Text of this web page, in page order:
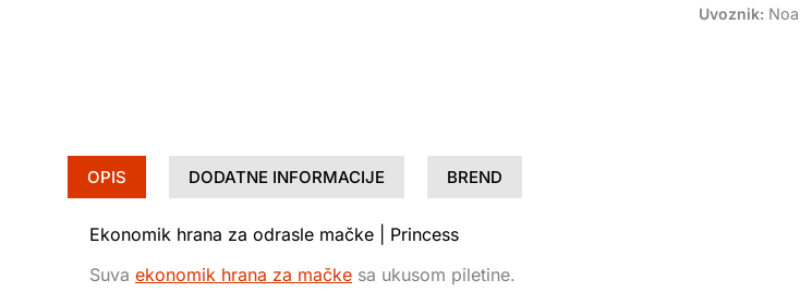
Uvoznik:
OPIS DODATNE INFORMACIJE BREND
Ekonomik hrana za odrasle mačke | Princess
Suva ekonomik hrana za mačke sa ukusom piletine.